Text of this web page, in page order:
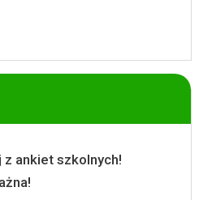
z ankiet szkolnych!